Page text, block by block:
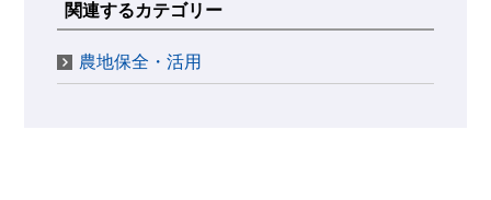
関連するカテゴリー
農地保全・活用